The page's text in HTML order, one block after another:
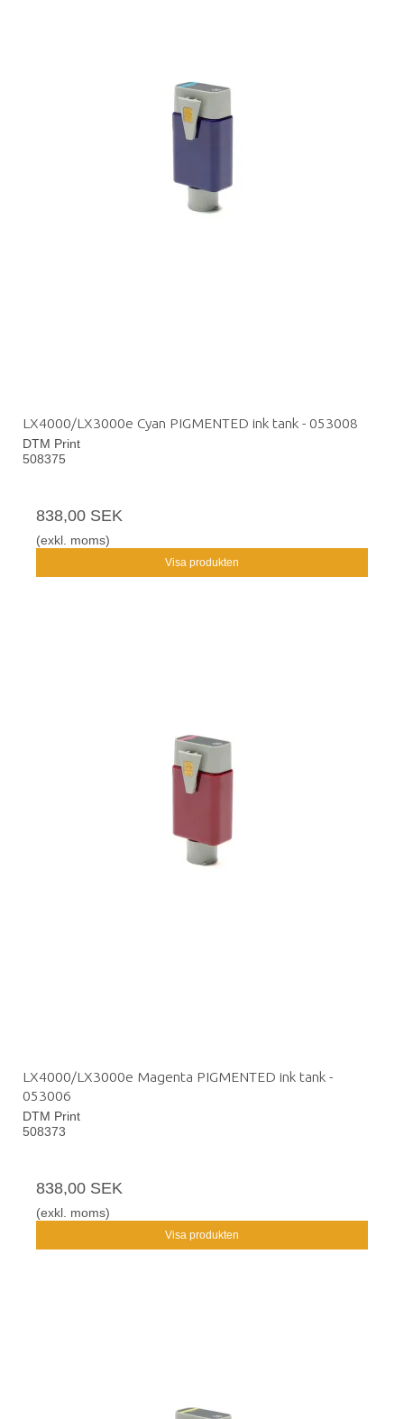
LX4000/LX3000e Cyan PIGMENTED ink tank - 053008
DTM Print
508375
838,00 SEK
(exkl. moms)
Visa produkten
LX4000/LX3000e Magenta PIGMENTED ink tank -
053006
DTM Print
508373
838,00 SEK
(exkl. moms)
Visa produkten